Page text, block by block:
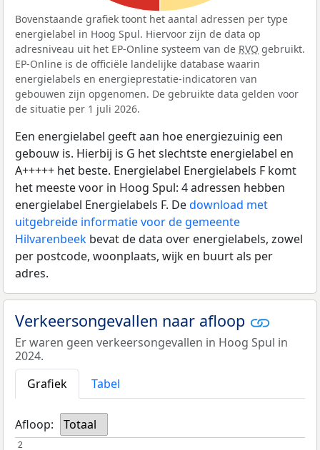
Bovenstaande grafiek toont het aantal adressen per type
energielabel in Hoog Spul. Hiervoor zijn de data op
adresniveau uit het EP-Online systeem van de RVO gebruikt.
EP-Online is de officiële landelijke database waarin
energielabels en energieprestatie-indicatoren van
gebouwen zijn opgenomen. De gebruikte data gelden voor
de situatie per 1 juli 2026.
Een energielabel geeft aan hoe energiezuinig een
gebouw is. Hierbij is G het slechtste energielabel en
A+++++ het beste. Energielabel Energielabels F komt
het meeste voor in Hoog Spul: 4 adressen hebben
energielabel Energielabels F. Dedownload met
uitgebreide informatie voor de gemeente
Hilvarenbeek bevat de data over energielabels, zowel
per postcode, woonplaats, wijk en buurt als per
adres.
Verkeersongevallen naar afloop
Er waren geen verkeersongevallen in Hoog Spul in
2024.
Grafiek
Tabel
Afloop: Totaal
2
2